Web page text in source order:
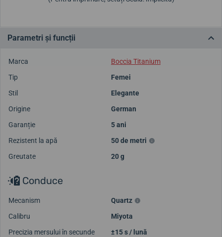
Parametri și funcții
Marca
Boccia Titanium
Tip
Femei
Stil
Elegante
Origine
German
Garanție
5 ani
Rezistent la apă
50 de metri
Greutate
20 g
Conduce
Mecanism
Quartz
Calibru
Miyota
Precizia mersului în secunde
±15 s / lună